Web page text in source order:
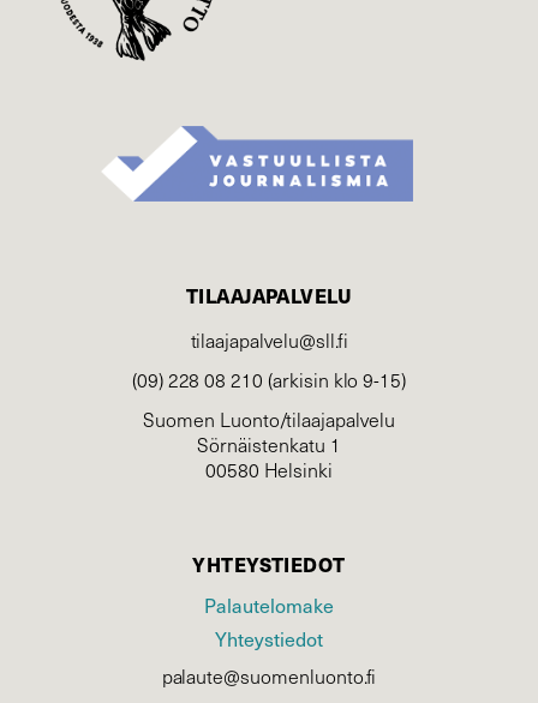
TILAAJAPALVELU
tilaajapalvelu@sll.fi
(09) 228 08 210 (arkisin klo 9-15)
Suomen Luonto/tilaajapalvelu
Sörnäistenkatu 1
00580 Helsinki
YHTEYSTIEDOT
Palautelomake
Yhteystiedot
palaute@suomenluonto.fi